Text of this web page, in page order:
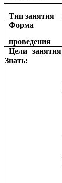
Тип занятия
Форма
проведения
Цели занятия
Знать: